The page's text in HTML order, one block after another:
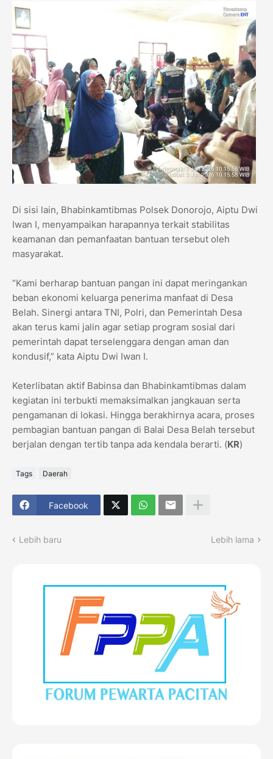
​Di sisi lain, Bhabinkamtibmas Polsek Donorojo, Aiptu Dwi
Iwan I, menyampaikan harapannya terkait stabilitas
keamanan dan pemanfaatan bantuan tersebut oleh
masyarakat.
​“Kami berharap bantuan pangan ini dapat meringankan
beban ekonomi keluarga penerima manfaat di Desa
Belah. Sinergi antara TNI, Polri, dan Pemerintah Desa
akan terus kami jalin agar setiap program sosial dari
pemerintah dapat terselenggara dengan aman dan
kondusif,” kata Aiptu Dwi Iwan I.
​Keterlibatan aktif Babinsa dan Bhabinkamtibmas dalam
kegiatan ini terbukti memaksimalkan jangkauan serta
pengamanan di lokasi. Hingga berakhirnya acara, proses
pembagian bantuan pangan di Balai Desa Belah tersebut
berjalan dengan tertib tanpa ada kendala berarti. (KR)
Tags Daerah
Facebook
Lebih baru Lebih lama